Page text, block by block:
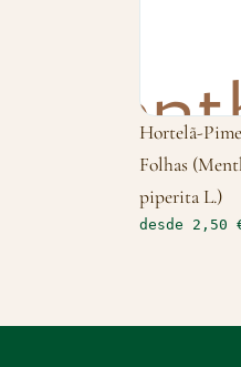
Hortelã-
Folhas
piperita L.)
desde 2,50